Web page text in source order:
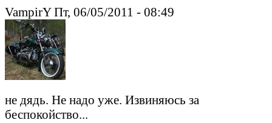
VampirY Пт, 06/05/2011 - 08:49
не дядь. Не надо уже. Извиняюсь за
беспокойство...